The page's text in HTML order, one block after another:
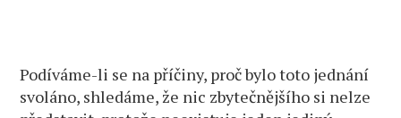
Podíváme-li se na příčiny, proč bylo toto jednání
svoláno, shledáme, že nic zbytečnějšího si nelze